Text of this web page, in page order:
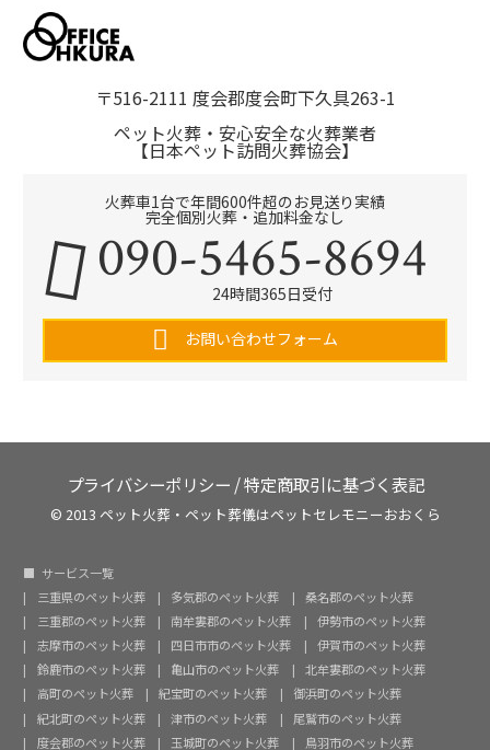
〒516-2111 度会郡度会町下久具263-1
ペット火葬・安心安全な火葬業者
【日本ペット訪問火葬協会】
火葬車1台で年間600件超のお見送り実績
完全個別火葬・追加料金なし
090-5465-8694
24時間365日受付
お問い合わせフォーム
プライバシーポリシー /特定商取引に基づく表記
© 2013 ペット火葬・ペット葬儀はペットセレモニーおおくら
サービス一覧
三重県のペット火葬
多気郡のペット火葬
桑名郡のペット火葬
三重郡のペット火葬
南牟婁郡のペット火葬
伊勢市のペット火葬
志摩市のペット火葬
四日市市のペット火葬
伊賀市のペット火葬
鈴鹿市のペット火葬
亀山市のペット火葬
北牟婁郡のペット火葬
高町のペット火葬
紀宝町のペット火葬
御浜町のペット火葬
紀北町のペット火葬
津市のペット火葬
尾鷲市のペット火葬
度会郡のペット火葬
玉城町のペット火葬 鳥羽市のペット火葬